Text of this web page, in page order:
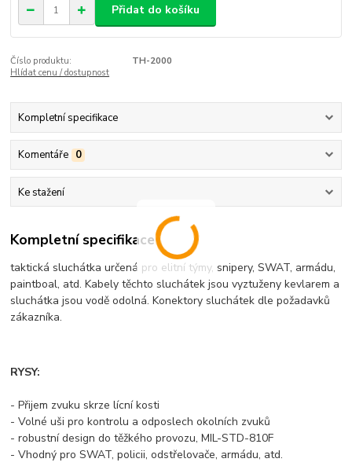
Přidat do košíku
Číslo produktu:
TH-2000
Hlídat cenu / dostupnost
Kompletní specifikace
Komentáře 0
Ke stažení
Kompletní specifikace
taktická sluchátka určená pro elitní týmy, snipery, SWAT, armádu,
paintboal, atd. Kabely těchto sluchátek jsou vyztuženy kevlarem a
sluchátka jsou vodě odolná. Konektory sluchátek dle požadavků
zákazníka.
RYSY:
- Přijem zvuku skrze lícní kosti
- Volné uši pro kontrolu a odposlech okolních zvuků
- robustní design do těžkého provozu, MIL-STD-810F
- Vhodný pro SWAT, policii, odstřelovače, armádu, atd.